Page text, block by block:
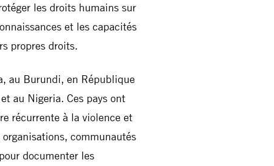
les droits humains sur
et les capacités
propres droits.
au Burundi, en République
au Nigeria. Ces pays ont
récurrente à la violence et
communautés
documenter les